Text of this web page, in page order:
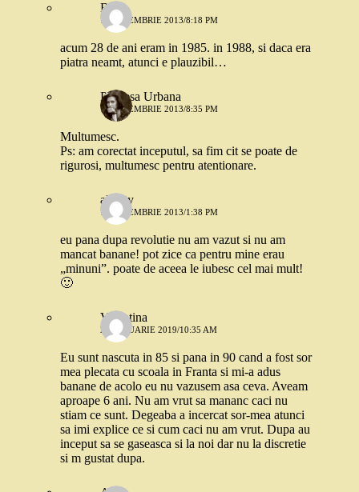
BTI
11 NOIEMBRIE 2013/8:18 PM
acum 28 de ani eram in 1985. in 1988, si daca era
piatra neamt, atunci e plauzibil…
Printesa Urbana
11 NOIEMBRIE 2013/8:35 PM
Multumesc.
Ps: am corectat inceputul, sa fim cit se poate de
rigurosi, multumesc pentru atentionare.
alipety
12 NOIEMBRIE 2013/1:38 PM
eu pana dupa revolutie nu am vazut si nu am
mancat banane! pot zice ca pentru mine erau
„minuni”. poate de aceea le iubesc cel mai mult!
🙂
Valentina
24 IANUARIE 2019/10:35 AM
Eu sunt nascuta in 85 si pana in 90 cand a fost sor
mea plecata cu scoala in Franta si mi-a adus
banane de acolo eu nu vazusem asa ceva. Aveam
aproape 6 ani. Nu am vrut sa mananc caci nu
stiam ce sunt. Degeaba a incercat sor-mea atunci
sa imi explice ce si cum caci nu am vrut. Dupa au
inceput sa se gaseasca si la noi dar nu la discretie
si m gustat dupa.